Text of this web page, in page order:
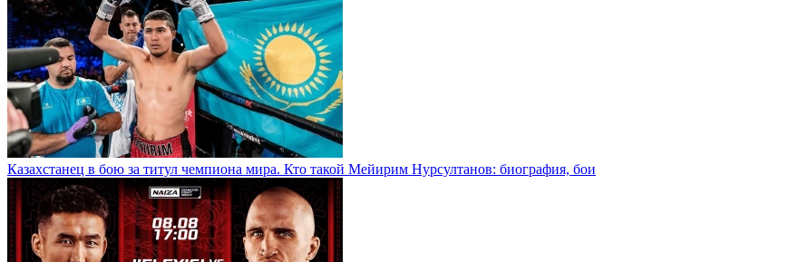
Казахстанец в бою за титул чемпиона мира. Кто такой Мейирим Нурсултанов: биография, бои